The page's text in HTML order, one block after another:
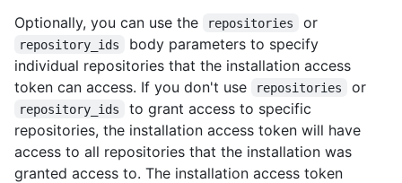
Optionally, you can use the
repositories or
repository_ids
body parameters to specify
individual repositories that the installation access
token can access. If you don't use
repositories or
repository_ids
to grant access to specific
repositories, the installation access token will have
access to all repositories that the installation was
granted access to. The installation access token